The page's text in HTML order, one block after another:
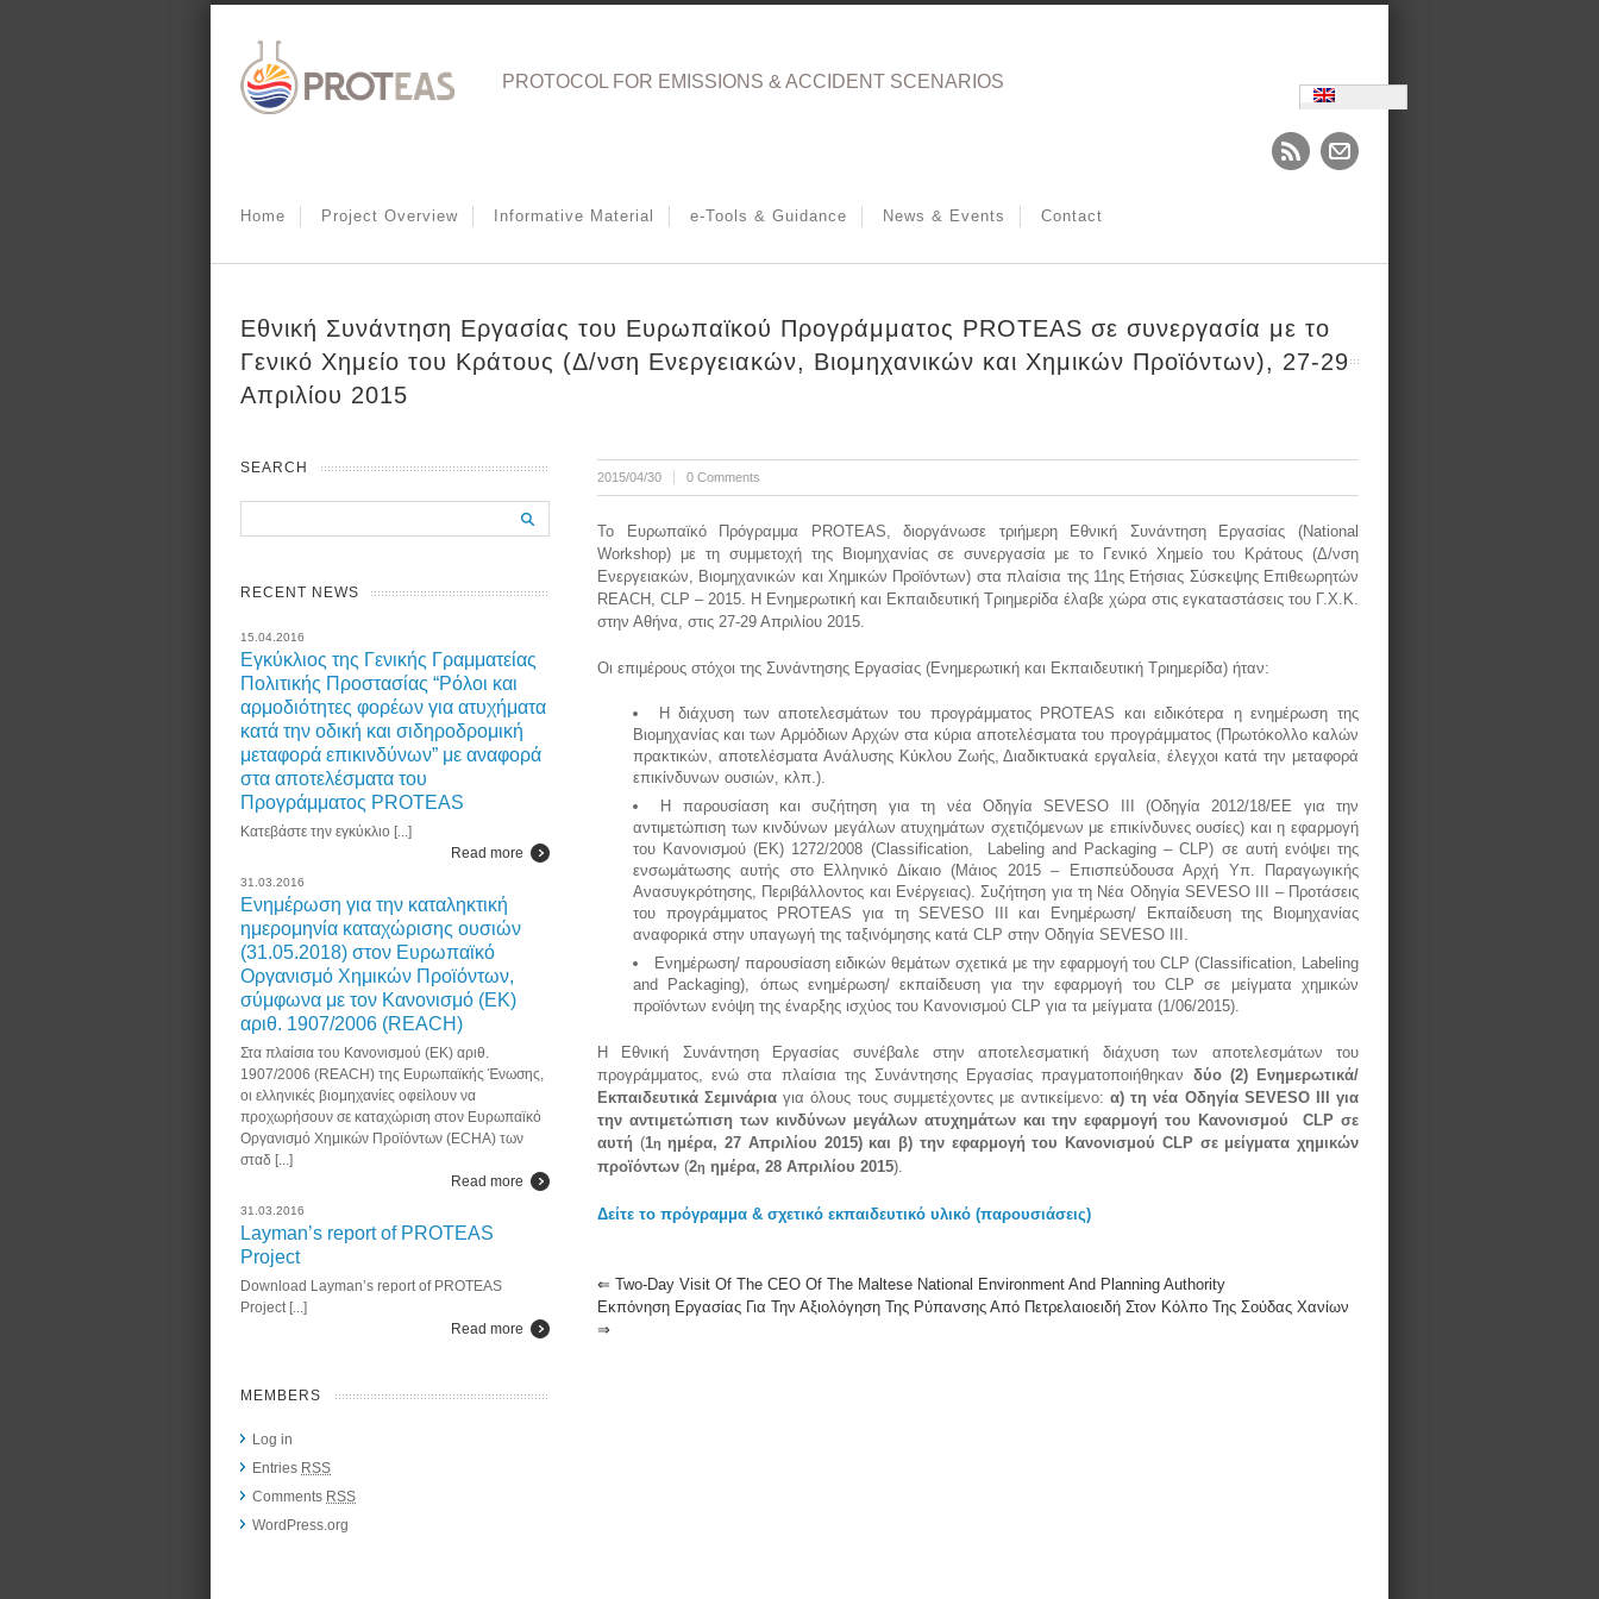
PROTOCOL FOR EMISSIONS & ACCIDENT SCENARIOS
Home Project Overview Informative Material e-Tools & Guidance News & Events Contact
Εθνική Συνάντηση Εργασίας του Ευρωπαϊκού Προγράμματος PROTEAS σε συνεργασία με το
Γενικό Χημείο του Κράτους (Δ/νση Ενεργειακών, Βιομηχανικών και Χημικών Προϊόντων), 27-29
Απριλίου 2015
2015/04/30 0 Comments
Το Ευρωπαϊκό Πρόγραμμα PROTEAS, διοργάνωσε τριήμερη Εθνική Συνάντηση Εργασίας (National
Workshop) με τη συμμετοχή της Βιομηχανίας σε συνεργασία με το Γενικό Χημείο του Κράτους (Δ/νση
Ενεργειακών, Βιομηχανικών και Χημικών Προϊόντων) στα πλαίσια της 11ης Ετήσιας Σύσκεψης Επιθεωρητών
REACH, CLP – 2015. Η Ενημερωτική και Εκπαιδευτική Τριημερίδα έλαβε χώρα στις εγκαταστάσεις του Γ.Χ.Κ.
στην Αθήνα, στις 27-29 Απριλίου 2015.
Οι επιμέρους στόχοι της Συνάντησης Εργασίας (Ενημερωτική και Εκπαιδευτική Τριημερίδα) ήταν:
Η διάχυση των αποτελεσμάτων του προγράμματος PROTEAS και ειδικότερα η ενημέρωση της
Βιομηχανίας και των Αρμόδιων Αρχών στα κύρια αποτελέσματα του προγράμματος (Πρωτόκολλο καλών
πρακτικών, αποτελέσματα Ανάλυσης Κύκλου Ζωής, Διαδικτυακά εργαλεία, έλεγχοι κατά την μεταφορά
επικίνδυνων ουσιών, κλπ.).
Η παρουσίαση και συζήτηση για τη νέα Οδηγία SEVESO III (Οδηγία 2012/18/ΕΕ για την
αντιμετώπιση των κινδύνων μεγάλων ατυχημάτων σχετιζόμενων με επικίνδυνες ουσίες) και η εφαρμογή
του Κανονισμού (EK) 1272/2008 (Classification, Labeling and Packaging – CLP) σε αυτή ενόψει της
ενσωμάτωσης αυτής στο Ελληνικό Δίκαιο (Μάιος 2015 – Επισπεύδουσα Αρχή Υπ. Παραγωγικής
Ανασυγκρότησης, Περιβάλλοντος και Ενέργειας). Συζήτηση για τη Νέα Οδηγία SEVESO III – Προτάσεις
του προγράμματος PROTEAS για τη SEVESO III και Ενημέρωση/ Εκπαίδευση της Βιομηχανίας
αναφορικά στην υπαγωγή της ταξινόμησης κατά CLP στην Οδηγία SEVESO III.
Ενημέρωση/ παρουσίαση ειδικών θεμάτων σχετικά με την εφαρμογή του CLP (Classification, Labeling
and Packaging), όπως ενημέρωση/ εκπαίδευση για την εφαρμογή του CLP σε μείγματα χημικών
προϊόντων ενόψη της έναρξης ισχύος του Κανονισμού CLP για τα μείγματα (1/06/2015).
Η Εθνική Συνάντηση Εργασίας συνέβαλε στην αποτελεσματική διάχυση των αποτελεσμάτων του
προγράμματος, ενώ στα πλαίσια της Συνάντησης Εργασίας πραγματοποιήθηκαν δύο (2) Ενημερωτικά/
Εκπαιδευτικά Σεμινάρια για όλους τους συμμετέχοντες με αντικείμενο:α) τη νέα Οδηγία SEVESO
για
την αντιμετώπιση των κινδύνων μεγάλων ατυχημάτων και την εφαρμογή του ΚανονισμούCLP σε
αυτή (1η ημέρα, 27 Απριλίου 2015) και β) την εφαρμογή του Κανονισμού CLPσε μείγματα χημικών
προϊόντων (2η ημέρα, 28 Απριλίου 2015).
Δείτε το πρόγραμμα & σχετικό εκπαιδευτικό υλικό (παρουσιάσεις)
⇐ Two-Day Visit Of The CEO Of The Maltese National Environment And Planning Authority
Εκπόνηση Εργασίας Για Την Αξιολόγηση Της Ρύπανσης Από Πετρελαιοειδή Στον Κόλπο Της Σούδας Χανίων
⇒
SEARCH
RECENT NEWS
15.04.2016
Εγκύκλιος της Γενικής Γραμματείας
Πολιτικής Προστασίας “Ρόλοι και
αρμοδιότητες φορέων για ατυχήματα
κατά την οδική και σιδηροδρομική
μεταφορά επικινδύνων” με αναφορά
στα αποτελέσματα του
Προγράμματος PROTEAS
Κατεβάστε την εγκύκλιο [...]
Read more
31.03.2016
Ενημέρωση για την καταληκτική
ημερομηνία καταχώρισης ουσιών
(31.05.2018) στον Ευρωπαϊκό
Οργανισμό Χημικών Προϊόντων,
σύμφωνα με τον Κανονισμό (ΕΚ)
αριθ. 1907/2006 (REACH)
Στα πλαίσια του Κανονισμού (ΕΚ) αριθ.
1907/2006 (REACH) της Ευρωπαϊκής Ένωσης,
οι ελληνικές βιομηχανίες οφείλουν να
προχωρήσουν σε καταχώριση στον Ευρωπαϊκό
Οργανισμό Χημικών Προϊόντων (ECHA) των
σταδ [...]
Read more
31.03.2016
Layman’s report of PROTEAS
Project
Download Layman’s report of PROTEAS
Project [...]
Read more
MEMBERS
Log in
Entries RSS
Comments RSS
WordPress.org